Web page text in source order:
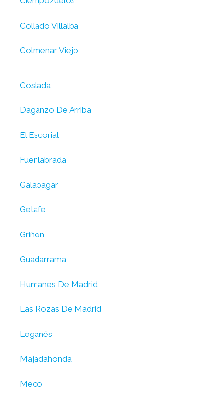
Collado Villalba
Colmenar Viejo
Coslada
Daganzo De Arriba
El Escorial
Fuenlabrada
Galapagar
Getafe
Griñon
Guadarrama
Humanes De Madrid
Las Rozas De Madrid
Leganés
Majadahonda
Meco